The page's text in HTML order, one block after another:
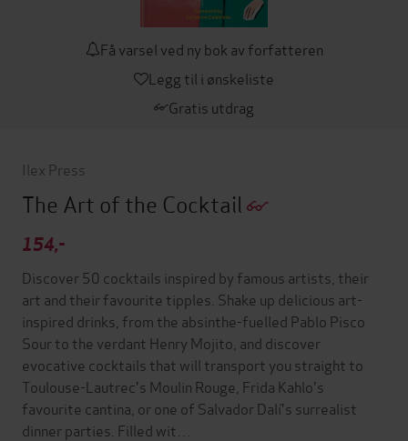
Få varsel ved ny bok av forfatteren
Legg til i ønskeliste
Gratis utdrag
Ilex Press
The Art of the Cocktail
154,-
Discover 50 cocktails inspired by famous artists, their
art and their favourite tipples. Shake up delicious art-
inspired drinks, from the absinthe-fuelled Pablo Pisco
Sour to the verdant Henry Mojito, and discover
evocative cocktails that will transport you straight to
Toulouse-Lautrec's Moulin Rouge, Frida Kahlo's
favourite cantina, or one of Salvador Dalí's surrealist
dinner parties. Filled wit…